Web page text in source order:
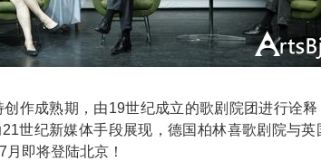
作成熟期，由19世纪成立的歌剧院团进行诠释
世纪新媒体手段展现，德国柏林喜歌剧院与英
即将登陆北京！